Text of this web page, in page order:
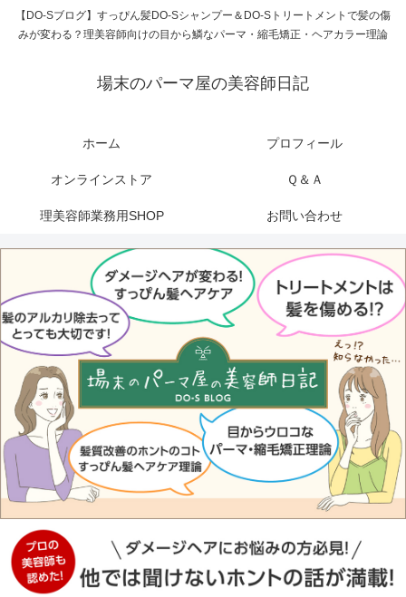
【DO-Sブログ】すっぴん髪DO-Sシャンプー＆DO-Sトリートメントで髪の傷
みが変わる？理美容師向けの目から鱗なパーマ・縮毛矯正・ヘアカラー理論
場末のパーマ屋の美容師日記
ホーム プロフィール
オンラインストア Ｑ＆Ａ
理美容師業務用SHOP お問い合わせ